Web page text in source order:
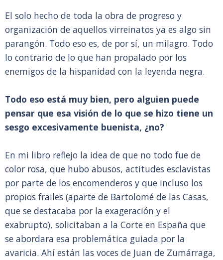
El solo hecho de toda la obra de progreso y
organización de aquellos virreinatos ya es algo sin
parangón. Todo eso es, de por sí, un milagro. Todo
lo contrario de lo que han propalado por los
enemigos de la hispanidad con la leyenda negra.
Todo eso está muy bien, pero alguien puede
pensar que esa visión de lo que se hizo tiene un
sesgo excesivamente buenista, ¿no?
En mi libro reflejo la idea de que no todo fue de
color rosa, que hubo abusos, actitudes esclavistas
por parte de los encomenderos y que incluso los
propios frailes (aparte de Bartolomé de las Casas,
que se destacaba por la exageración y el
exabrupto), solicitaban a la Corte en España que
se abordara esa problemática guiada por la
avaricia. Ahí están las voces de Juan de Zumárraga,